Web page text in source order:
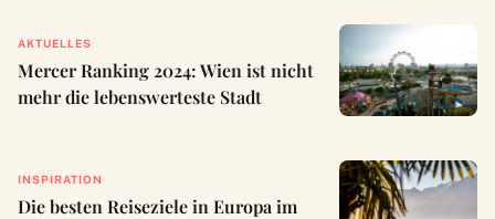
AKTUELLES
Mercer Ranking 2024: Wien ist nicht
mehr die lebenswerteste Stadt
INSPIRATION
Die besten Reiseziele in Europa im